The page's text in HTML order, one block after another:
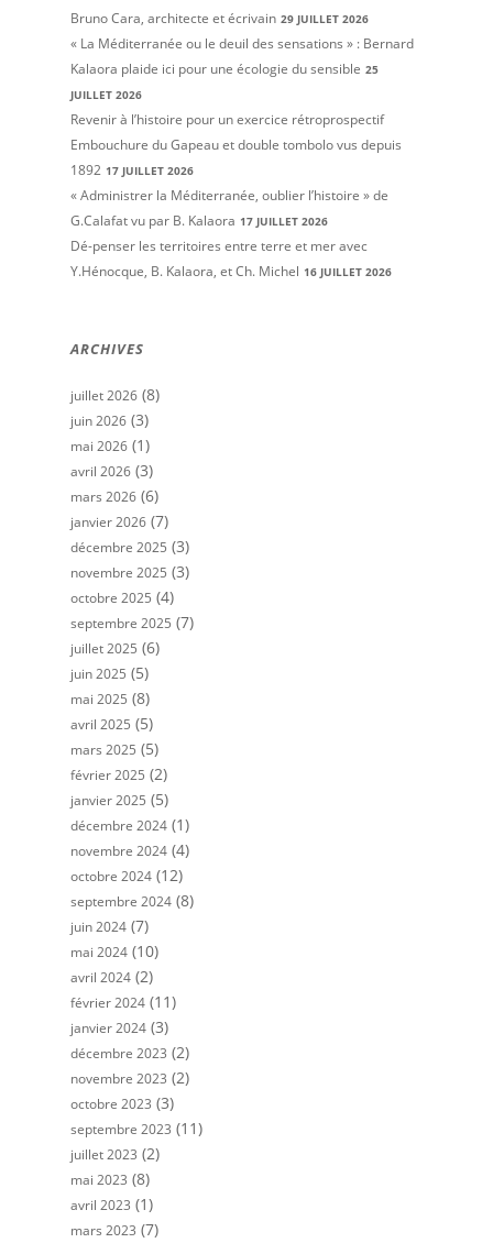
Bruno Cara, architecte et écrivain 29 JUILLET 2026
« La Méditerranée ou le deuil des sensations » : Bernard
Kalaora plaide ici pour une écologie du sensible 25
JUILLET 2026
Revenir à l’histoire pour un exercice rétroprospectif
Embouchure du Gapeau et double tombolo vus depuis
1892 17 JUILLET 2026
« Administrer la Méditerranée, oublier l’histoire » de
G.Calafat vu par B. Kalaora 17 JUILLET 2026
Dé-penser les territoires entre terre et mer avec
Y.Hénocque, B. Kalaora, et Ch. Michel 16 JUILLET 2026
ARCHIVES
juillet 2026 (8)
juin 2026 (3)
mai 2026 (1)
avril 2026 (3)
mars 2026 (6)
janvier 2026 (7)
décembre 2025 (3)
novembre 2025 (3)
octobre 2025 (4)
septembre 2025 (7)
juillet 2025 (6)
juin 2025 (5)
mai 2025 (8)
avril 2025 (5)
mars 2025 (5)
février 2025 (2)
janvier 2025 (5)
décembre 2024 (1)
novembre 2024 (4)
octobre 2024 (12)
septembre 2024 (8)
juin 2024 (7)
mai 2024 (10)
avril 2024 (2)
février 2024 (11)
janvier 2024 (3)
décembre 2023 (2)
novembre 2023 (2)
octobre 2023 (3)
septembre 2023 (11)
juillet 2023 (2)
mai 2023 (8)
avril 2023 (1)
mars 2023 (7)